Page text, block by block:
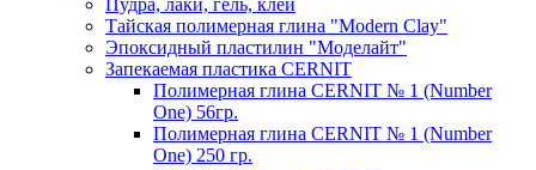
Тайская полимерная глина "Modern Clay"
Эпоксидный пластилин "Моделайт"
Запекаемая пластика CERNIT
Полимерная глина CERNIT № 1 (Number
One) 56гр.
Полимерная глина CERNIT № 1 (Number
One) 250 гр.